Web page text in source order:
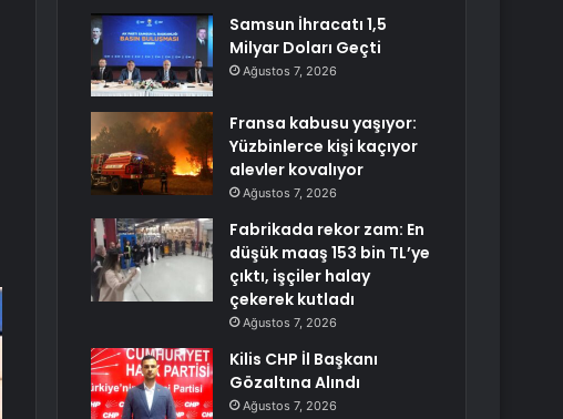
Samsun İhracatı 1,5
Milyar Doları Geçti
Ağustos 7, 2026
Fransa kabusu yaşıyor:
Yüzbinlerce kişi kaçıyor
alevler kovalıyor
Ağustos 7, 2026
Fabrikada rekor zam: En
düşük maaş 153 bin TL’ye
çıktı, işçiler halay
çekerek kutladı
Ağustos 7, 2026
Kilis CHP İl Başkanı
Gözaltına Alındı
Ağustos 7, 2026